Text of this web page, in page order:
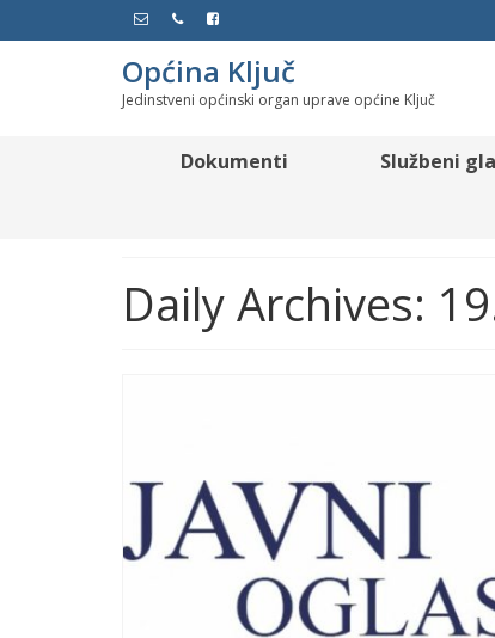
Općina Ključ
Jedinstveni općinski organ uprave općine Ključ
Dokumenti Službeni
Daily Archives: